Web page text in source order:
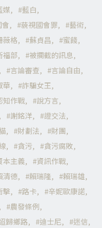
媒
藍白
藐視國會罪
藝術
薇格 蘇貞昌
蜜餞
福部
被攔截的訊息
言論審查
言論自由
華
詐騙女王
知作戰
說方言
謝銘洋
證交法
財劃法
財團
貪污
貪污腐敗
本主義
資訊作戰
清德 賴瑞隆
賴瑞雄
擊 路卡
辛妮歐康諾
農發條例
歸鄉路 迪士尼
迷信